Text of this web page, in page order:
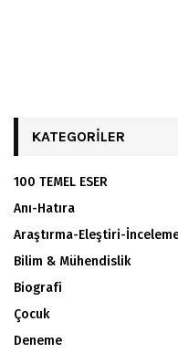
KATEGORILER
100 TEMEL ESER
Anı-Hatıra
Araştırma-Eleştiri-
Bilim & Mühendislik
Biografi
Çocuk
Deneme